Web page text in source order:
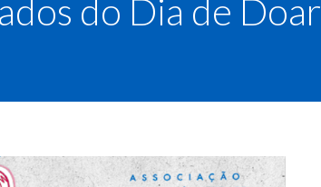
um voluntário Bonecardo Dia de Doar